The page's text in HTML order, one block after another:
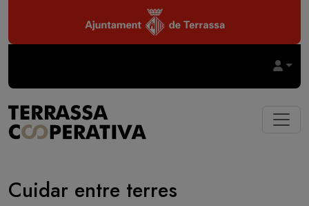
Cuidar entre terres